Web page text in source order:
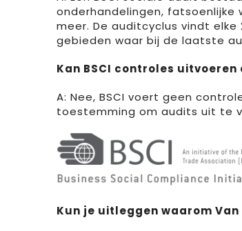
onderhandelingen, fatsoenlijke
meer. De auditcyclus vindt
gebieden waar bij de laatste
Kan BSCI controles
A: Nee, BSCI voert geen
toestemming om audits uit te
Kun je uitleggen waarom